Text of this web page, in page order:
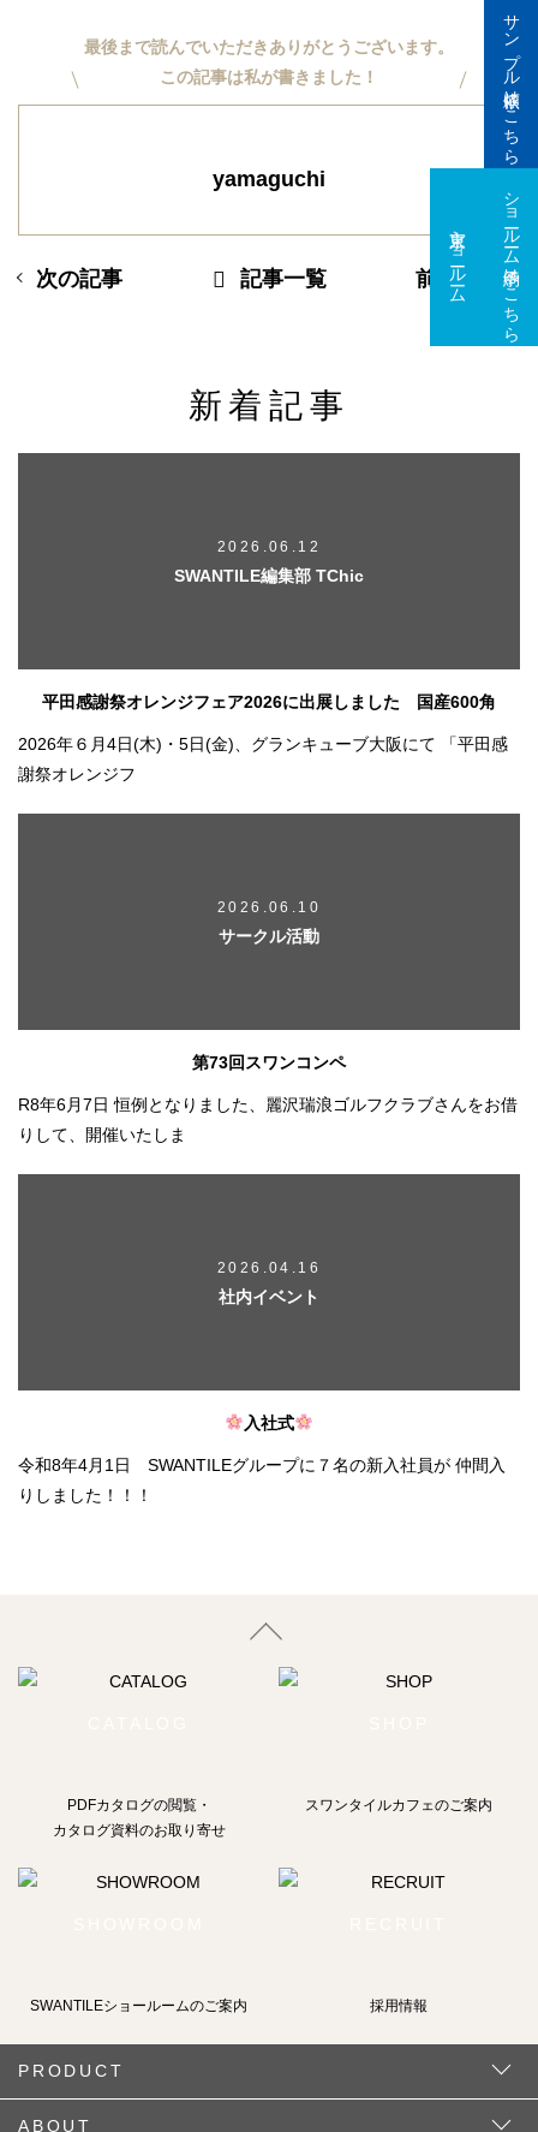
サンプル依頼はこちら
ショールーム予約はこちら
東京ショールーム 大阪ショールーム
最後まで読んでいただきありがとうございます。
この記事は私が書きました！
yamaguchi
次の記事 記事一覧 前の記事
新着記事
2026.06.12
SWANTILE編集部 TChic
平田感謝祭オレンジフェア2026に出展しました 国産600角
2026年６月4日(木)・5日(金)、グランキューブ大阪にて 「平田感
謝祭オレンジフ
2026.06.10
サークル活動
第73回スワンコンペ
R8年6月7日 恒例となりました、麗沢瑞浪ゴルフクラブさんをお借
りして、開催いたしま
2026.04.16
社内イベント
入社式
令和8年4月1日 SWANTILEグループに７名の新入社員が 仲間入
りしました！！！
PDFカタログの閲覧・
カタログ資料のお取り寄せ
スワンタイルカフェのご案内
SWANTILEショールームのご案内 採用情報
PRODUCT
ABOUT